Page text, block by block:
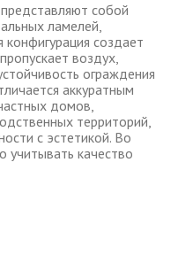
собой
ламелей,
создает
воздух,
ограждения
аккуратным
домов,
территорий,
с эстетикой. Во
качество